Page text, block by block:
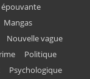
Mangas
Nouvelle vague
Politique
Psychologique